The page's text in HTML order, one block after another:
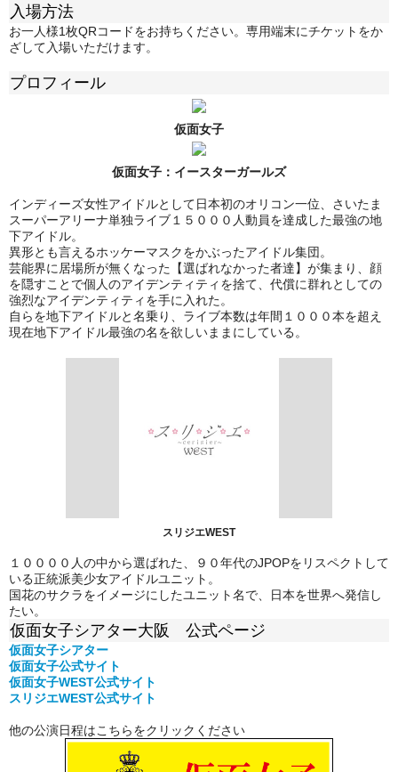
入場方法
お一人様1枚QRコードをお持ちください。専用端末にチケットをか
ざして入場いただけます。
プロフィール
仮面女子
仮面女子： イースターガールズ
インディーズ女性アイドルとして日本初のオリコン一位、さいたま
スーパーアリーナ単独ライブ１５０００人動員を達成した最強の地
下アイドル。
異形とも言えるホッケーマスクをかぶったアイドル集団。
芸能界に居場所が無くなった【選ばれなかった者達】が集まり、顔
を隠すことで個人のアイデンティティを捨て、代償に群れとしての
強烈なアイデンティティを手に入れた。
自らを地下アイドルと名乗り、ライブ本数は年間１０００本を超え
現在地下アイドル最強の名を欲しいままにしている。
スリジエWEST
１００００人の中から選ばれた、９０年代のJPOPをリスペクトして
いる正統派美少女アイドルユニット。
国花のサクラをイメージにしたユニット名で、日本を世界へ発信し
たい。
仮面女子シアター大阪 公式ページ
仮面女子シアター
仮面女子公式サイト
仮面女子WEST公式サイト
スリジエWEST公式サイト
他の公演日程はこちらをクリックください